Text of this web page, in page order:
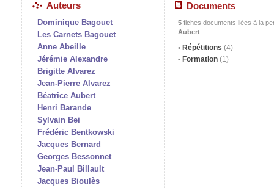
Auteurs
Dominique Bagouet
Les Carnets Bagouet
Anne Abeille
Jérémie Alexandre
Brigitte Alvarez
Jean-Pierre Alvarez
Béatrice Aubert
Henri Barande
Sylvain Bei
Frédéric Bentkowski
Jacques Bernard
Georges Bessonnet
Jean-Paul Billault
Jacques Bioulès
Documents
5 fiches documents liées à la
Aubert
Répétitions (4)
Formation (1)